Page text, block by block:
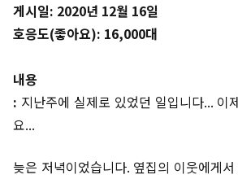
게시일: 2020년 12월 16일
호응도(좋아요): 16,000대
내용
: 지난주에 실제로 있었던 일입니다... 이
요...
늦은 저녁이었습니다. 옆집의 이웃에게